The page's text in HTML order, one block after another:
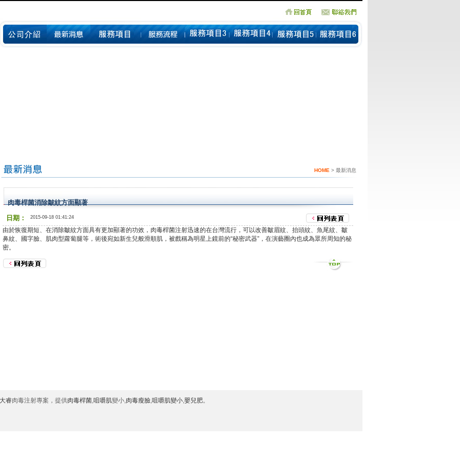
HOME > 最新消息
肉毒桿菌消除皺紋方面顯著
日期：
2015-09-18 01:41:24
由於恢復期短、在消除皺紋方面具有更加顯著的功效， 肉毒桿菌注射迅速的在台灣流行，可以改善皺眉紋、抬頭紋、魚尾紋、皺
鼻紋、國字臉、肌肉型蘿蔔腿等，術後宛如新生兒般滑順肌，被戲稱為明星上鏡前的“秘密武器”，在演藝圈內也成為眾所周知的秘
密。
睿肉毒注射專案，提供肉毒桿菌,咀嚼肌變小,肉毒瘦臉,咀嚼肌變小,嬰兒肥。